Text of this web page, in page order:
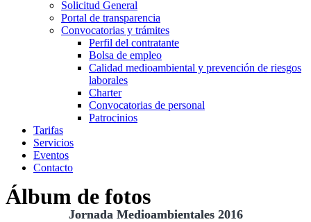
Solicitud General
Portal de transparencia
Convocatorias y trámites
Perfil del contratante
Bolsa de empleo
Calidad medioambiental y prevención de riesgos
laborales
Charter
Convocatorias de personal
Patrocinios
Tarifas
Servicios
Eventos
Contacto
Álbum de fotos
Jornada Medioambientales 2016